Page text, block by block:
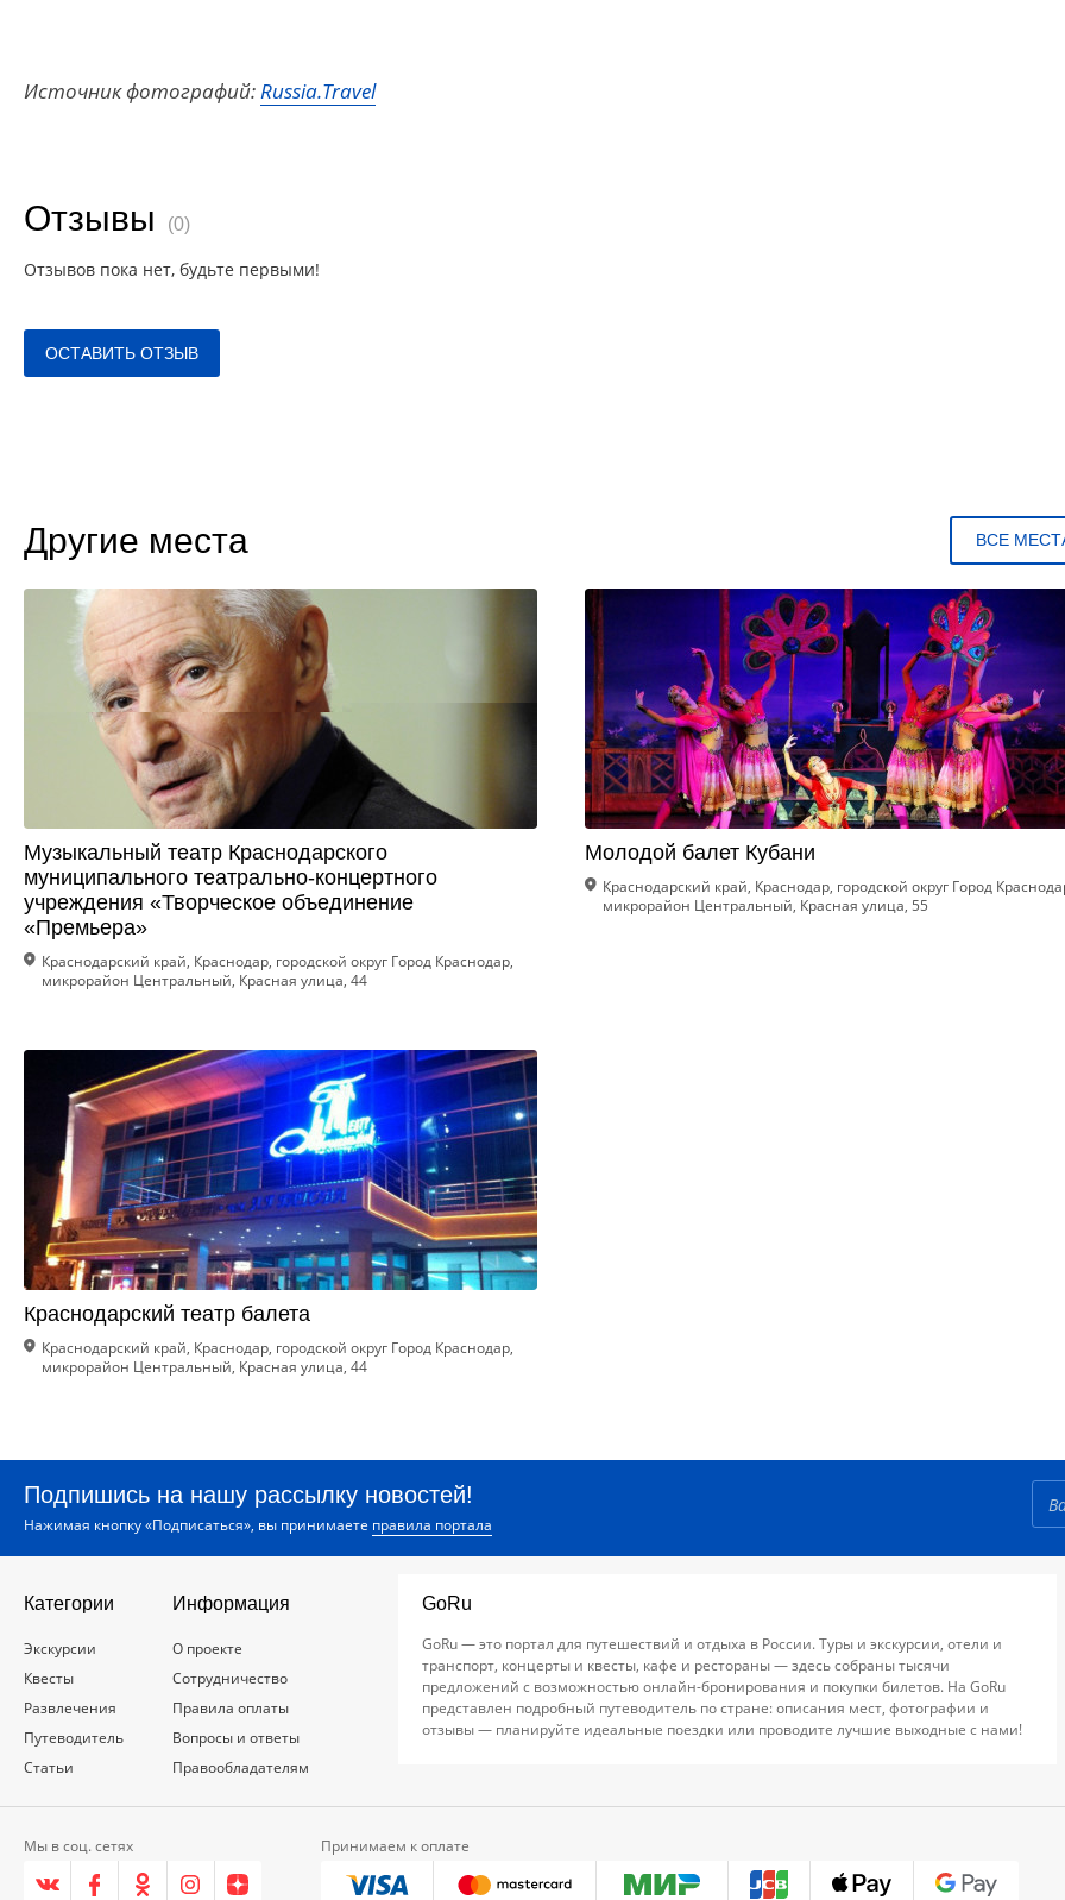
Источник фотографий:Russia.Travel
Отзывы (0)
Отзывов пока нет, будьте первыми!
ОСТАВИТЬ ОТЗЫВ
Другие места ВСЕ
Музыкальный театр Краснодарского
муниципального театрально-концертного
учреждения «Творческое объединение
«Премьера»
Краснодарский край, Краснодар, городской округ Город Краснодар,
микрорайон Центральный, Красная улица, 44
Молодой балет Кубани
Краснодарский край, Краснодар, городской округ Город
микрорайон Центральный, Красная улица, 55
Краснодарский театр балета
Краснодарский край, Краснодар, городской округ Город Краснодар,
микрорайон Центральный, Красная улица, 44
Подпишись на нашу рассылку новостей!
Нажимая кнопку «Подписаться», вы принимаете правила портала
Категории
Экскурсии
Квесты
Развлечения
Путеводитель
Статьи
Информация
О проекте
Сотрудничество
Правила оплаты
Вопросы и ответы
Правообладателям
GoRu
GoRu — это портал для путешествий и отдыха в России. Туры и экскурсии, отели и
транспорт, концерты и квесты, кафе и рестораны — здесь собраны тысячи
предложений с возможностью онлайн-бронирования и покупки билетов. На GoRu
представлен подробный путеводитель по стране: описания мест, фотографии и
отзывы — планируйте идеальные поездки или проводите лучшие выходные с нами!
Мы в соц. сетях Принимаем к оплате